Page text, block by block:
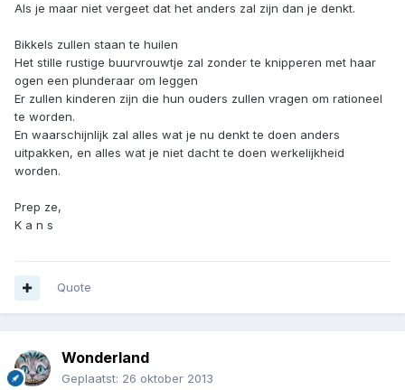
Als je maar niet vergeet dat het anders zal zijn dan je denkt.
Bikkels zullen staan te huilen
Het stille rustige buurvrouwtje zal zonder te knipperen met haar
ogen een plunderaar om leggen
Er zullen kinderen zijn die hun ouders zullen vragen om rationeel
te worden.
En waarschijnlijk zal alles wat je nu denkt te doen anders
uitpakken, en alles wat je niet dacht te doen werkelijkheid
worden.
Prep ze,
K a n s
Quote
Wonderland
Geplaatst: 26 oktober 2013